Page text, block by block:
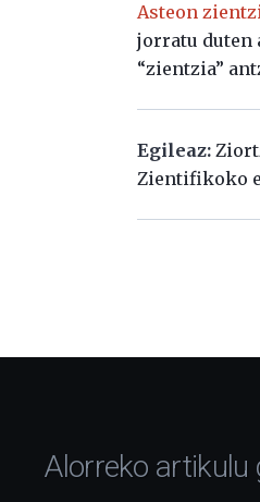
Asteon
jorratu duten
“zientzia”
Egileaz:
Zientifikoko
Alorreko artikulu